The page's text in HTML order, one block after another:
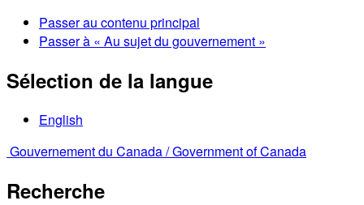
Passer au contenu principal
Passer à « Au sujet du gouvernement »
Sélection de la langue
English
Gouvernement du Canada /Government of Canada
Recherche